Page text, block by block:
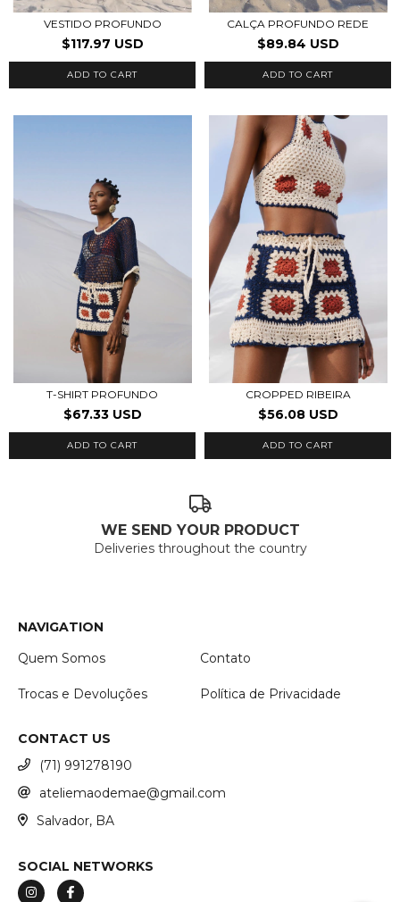
VESTIDO PROFUNDO
$117.97 USD
ADD TO CART
CALÇA PROFUNDO REDE
$89.84 USD
ADD TO CART
T-SHIRT PROFUNDO
$67.33 USD
ADD TO CART
CROPPED RIBEIRA
$56.08 USD
ADD TO CART
WE SEND YOUR PRODUCT
Deliveries throughout the country
NAVIGATION
Quem Somos
Contato
Trocas e Devoluções Política de Privacidade
CONTACT US
(71) 991278190
ateliemaodemae@gmail.com
Salvador, BA
SOCIAL NETWORKS